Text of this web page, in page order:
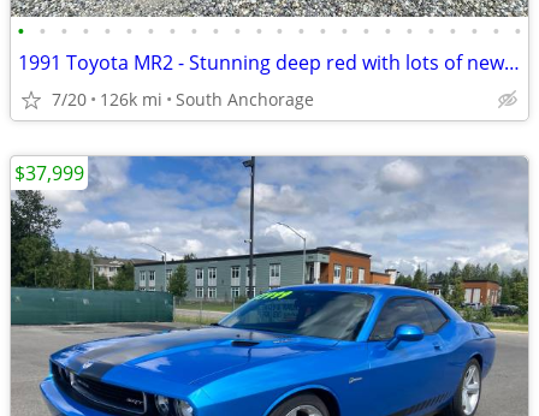
• • • • • • • • • • • • • • • • • • • • • • • •
1991 Toyota MR2 - Stunning deep red with lots of new parts
7/20 126k mi South Anchorage
$37,999